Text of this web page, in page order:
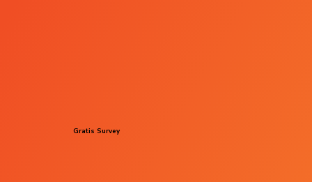
Gratis Survey